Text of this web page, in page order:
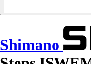
Shimano